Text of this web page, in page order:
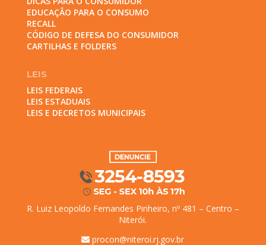
EDUCAÇÃO PARA O CONSUMO
RECALL
CÓDIGO DE DEFESA DO CONSUMIDOR
CARTILHAS E FOLDERS
LEIS
LEIS FEDERAIS
LEIS ESTADUAIS
LEIS E DECRETOS MUNICIPAIS
R. Luiz Leopoldo Fernandes Pinheiro, nº 481 – Centro –
Niterói.
procon@niteroi.rj.gov.br